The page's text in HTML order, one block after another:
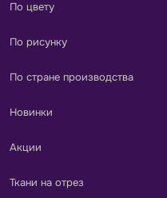
По цвету
По рисунку
По стране производства
Новинки
Акции
Ткани на отрез